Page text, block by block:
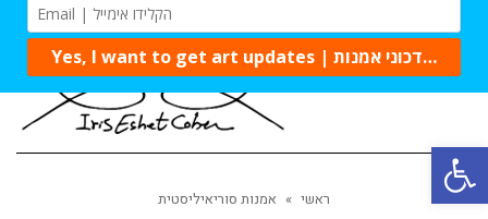
ראשי » אמנות סוריאיליסטית